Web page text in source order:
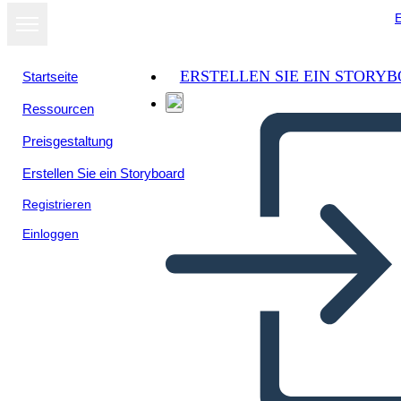
Startseite
Ressourcen
Preisgestaltung
Erstellen Sie ein Storyboard
Registrieren
Einloggen
ERSTELLEN SIE EIN
Als Diashow
ansehen